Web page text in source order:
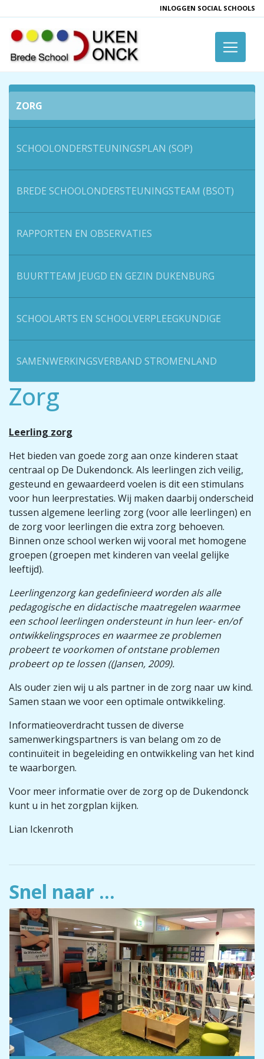
INLOGGEN SOCIAL SCHOOLS
ZORG
SCHOOLONDERSTEUNINGSPLAN (SOP)
BREDE SCHOOLONDERSTEUNINGSTEAM (BSOT)
RAPPORTEN EN OBSERVATIES
BUURTTEAM JEUGD EN GEZIN DUKENBURG
SCHOOLARTS EN SCHOOLVERPLEEGKUNDIGE
SAMENWERKINGSVERBAND STROMENLAND
Zorg
Leerling zorg
Het bieden van goede zorg aan onze kinderen staat
centraal op De Dukendonck. Als leerlingen zich veilig,
gesteund en gewaardeerd voelen is dit een stimulans
voor hun leerprestaties. Wij maken daarbij onderscheid
tussen algemene leerling zorg (voor alle leerlingen) en
de zorg voor leerlingen die extra zorg behoeven.
Binnen onze school werken wij vooral met homogene
groepen (groepen met kinderen van veelal gelijke
leeftijd).
Leerlingenzorg kan gedefinieerd worden als alle
pedagogische en didactische maatregelen waarmee
een school leerlingen ondersteunt in hun leer- en/of
ontwikkelingsproces en waarmee ze problemen
probeert te voorkomen of ontstane problemen
probeert op te lossen ((Jansen, 2009).
Als ouder zien wij u als partner in de zorg naar uw kind.
Samen staan we voor een optimale ontwikkeling.
Informatieoverdracht tussen de diverse
samenwerkingspartners is van belang om zo de
continuïteit in begeleiding en ontwikkeling van het kind
te waarborgen.
Voor meer informatie over de zorg op de Dukendonck
kunt u in het zorgplan kijken.
Lian Ickenroth
Snel naar ...